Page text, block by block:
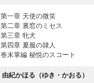
第一章 天使の微笑
第二章 裏窓のミセス
第三章 牝犬
第四章 夏服の隷人
巻末掌編 秘悦のスコート
由紀かほる（ゆき・かおる）